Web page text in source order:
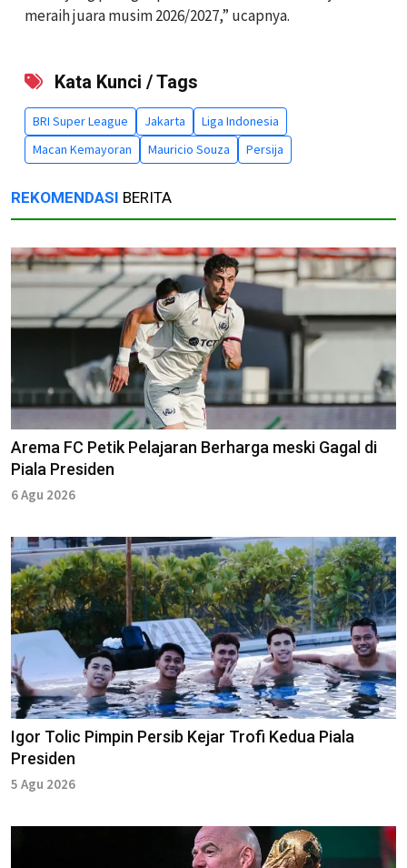
meraih juara musim 2026/2027,” ucapnya.
Kata Kunci / Tags
BRI Super League Jakarta
Liga Indonesia
Macan Kemayoran
Mauricio Souza Persija
REKOMENDASI BERITA
Arema FC Petik Pelajaran Berharga meski Gagal di
Piala Presiden
6 Agu 2026
Igor Tolic Pimpin Persib Kejar Trofi Kedua Piala
Presiden
5 Agu 2026